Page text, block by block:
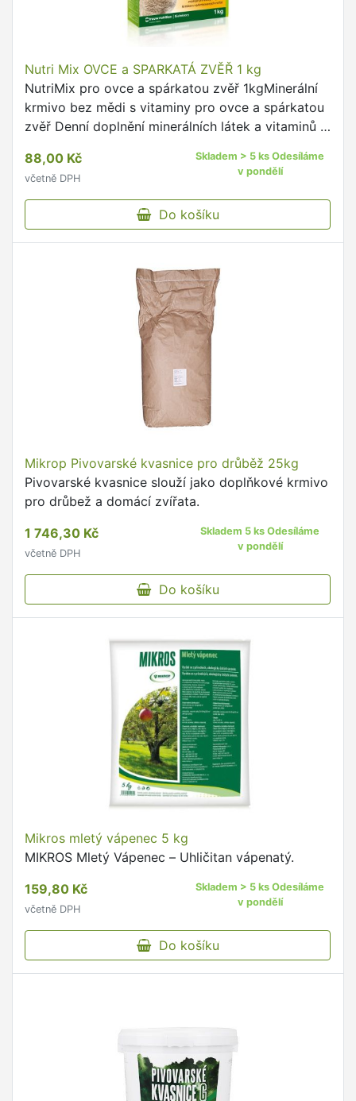
Nutri Mix OVCE a SPARKATÁ ZVĚŘ 1 kg
NutriMix pro ovce a spárkatou zvěř 1kgMinerální
krmivo bez mědi s vitaminy pro ovce a spárkatou
zvěř Denní doplnění minerálních látek a vitaminů •
…
88,00 Kč
včetně DPH
Skladem > 5 ks Odesíláme
v pondělí
Do košíku
Mikrop Pivovarské kvasnice pro drůběž 25kg
Pivovarské kvasnice slouží jako doplňkové krmivo
pro drůbež a domácí zvířata.
1 746,30 Kč
včetně DPH
Skladem 5 ks Odesíláme
v pondělí
Do košíku
Mikros mletý vápenec 5 kg
MIKROS Mletý Vápenec – Uhličitan vápenatý.
159,80 Kč
včetně DPH
Skladem > 5 ks Odesíláme
v pondělí
Do košíku